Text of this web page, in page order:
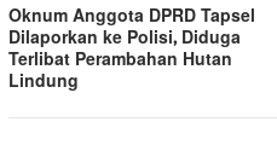
Oknum Anggota DPRD Tapsel
Dilaporkan ke Polisi, Diduga
Terlibat Perambahan Hutan
Lindung